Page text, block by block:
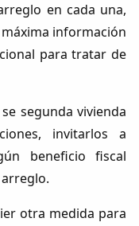
en cada una,
información
para tratar de
segunda vivienda
invitarlos a
beneficio fiscal
otra medida para